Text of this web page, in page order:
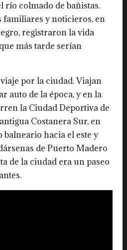
río colmado de bañistas.
familiares y noticieros, en
registraron la vida
más tarde serían
por la ciudad. Viajan
auto de la época, y en la
la Ciudad Deportiva de
Costanera Sur, en
hacia el este y
de Puerto Madero
de la ciudad era un paseo